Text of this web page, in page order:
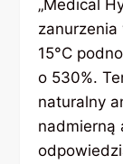
„Medical
15°C
o 530%.
naturalny
nadmierną